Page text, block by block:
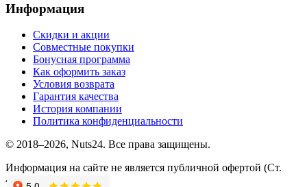
Информация
Скидки и акции
Совместные покупки
Бонусная программа
Как оформить заказ
Условия возврата
Гарантия качества
История компании
Политика конфиденциальности
© 2018–2026, Nuts24. Все права защищены.
Информация на сайте не является публичной офертой (Ст.
437.2 ГК РФ).